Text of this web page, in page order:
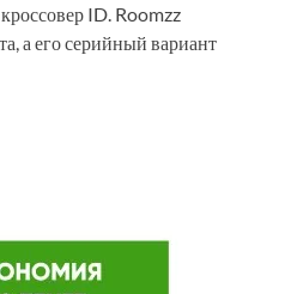
ID. Roomzz
а его серийный вариант